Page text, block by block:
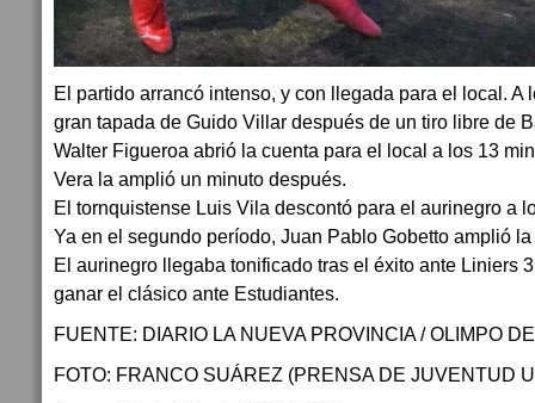
El partido arrancó intenso, y con llegada para el local. A
gran tapada de Guido Villar después de un tiro libre de
Walter Figueroa abrió la cuenta para el local a los 13
Vera la amplió un minuto después.
El tornquistense Luis Vila descontó para el aurinegro a
Ya en el segundo período, Juan Pablo Gobetto amplió
El aurinegro llegaba tonificado tras el éxito ante Liniers
ganar el clásico ante Estudiantes.
FUENTE: DIARIO LA NUEVA PROVINCIA / OLIMPO
FOTO: FRANCO SUÁREZ (PRENSA DE JUVENTUD